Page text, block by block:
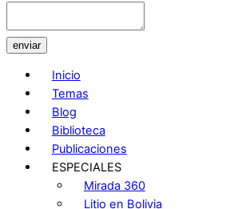
enviar
Inicio
Temas
Blog
Biblioteca
Publicaciones
ESPECIALES
Mirada 360
Litio en Bolivia